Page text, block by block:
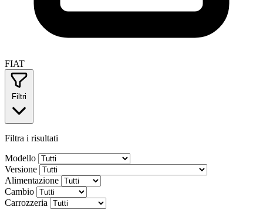
FIAT
Filtri
Filtra i risultati
Modello
Versione
Alimentazione
Cambio
Carrozzeria